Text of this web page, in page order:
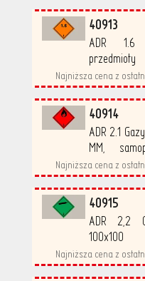
500/rolka
40913
ADR 1.6
500/rolka
Najniższa cena z
40914
ADR 2.1
MM,
500/rolka
Najniższa cena z
40915
ADR 2,2
500/rolka
Najniższa cena z